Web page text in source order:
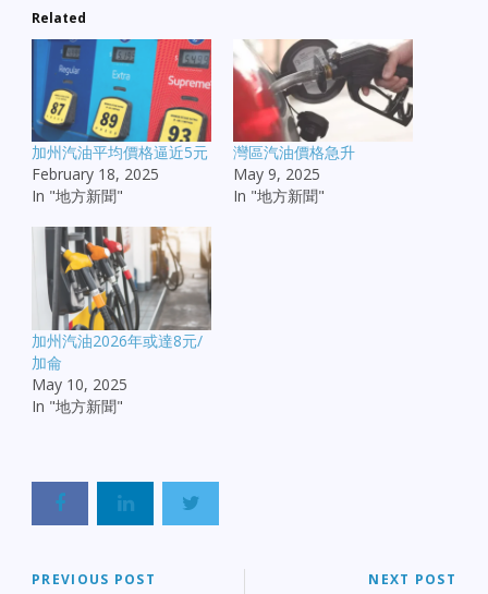
Related
加州汽油平均價格逼近5元
February 18, 2025
In "地方新聞"
灣區汽油價格急升
May 9, 2025
In "地方新聞"
加州汽油2026年或達8元/
加侖
May 10, 2025
In "地方新聞"
PREVIOUS POST NEXT POST